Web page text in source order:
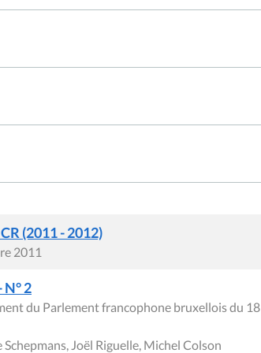
(2011 - 2012)
2011
N° 2
du Parlement francophone bruxellois du 18
Joël Riguelle, Michel Colson